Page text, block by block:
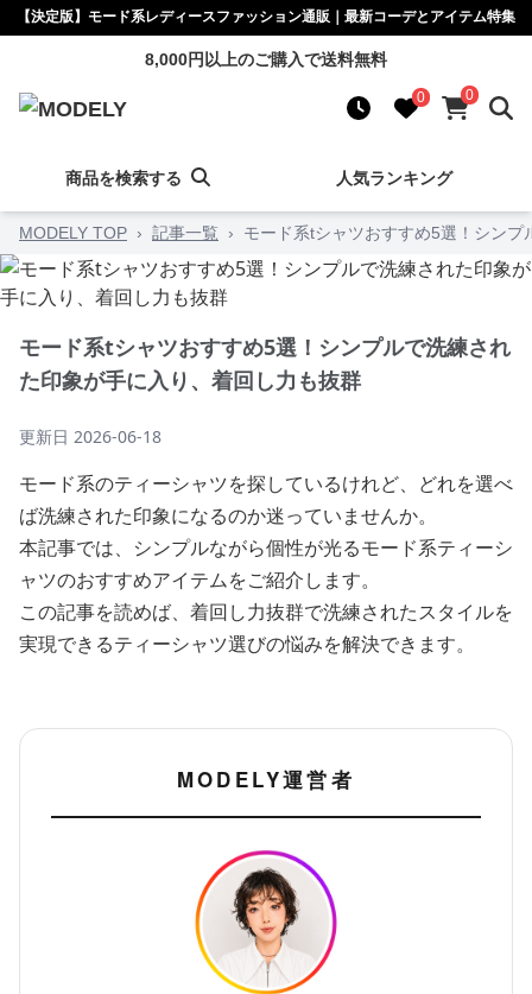
【決定版】モード系レディースファッション通販｜最新コーデとアイテム特集
8,000円以上のご購入で送料無料
0 0
商品を検索する 人気ランキング
MODELY TOP › 記事一覧 › モード系tシャツおすすめ5選！シン
モード系tシャツおすすめ5選！シンプルで洗練され
た印象が手に入り、着回し力も抜群
更新日 2026-06-18
モード系のティーシャツを探しているけれど、どれを選べ
ば洗練された印象になるのか迷っていませんか。
本記事では、シンプルながら個性が光るモード系ティーシ
ャツのおすすめアイテムをご紹介します。
この記事を読めば、着回し力抜群で洗練されたスタイルを
実現できるティーシャツ選びの悩みを解決できます。
MODELY運営者